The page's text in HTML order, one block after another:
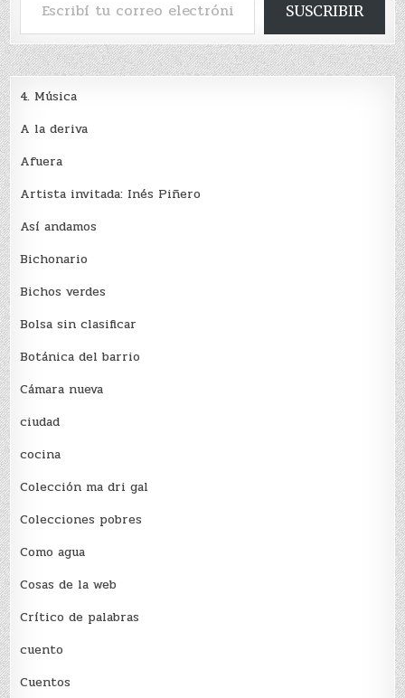
SUSCRIBIR
4. Música
A la deriva
Afuera
Artista invitada: Inés Piñero
Así andamos
Bichonario
Bichos verdes
Bolsa sin clasificar
Botánica del barrio
Cámara nueva
ciudad
cocina
Colección ma dri gal
Colecciones pobres
Como agua
Cosas de la web
Crítico de palabras
cuento
Cuentos